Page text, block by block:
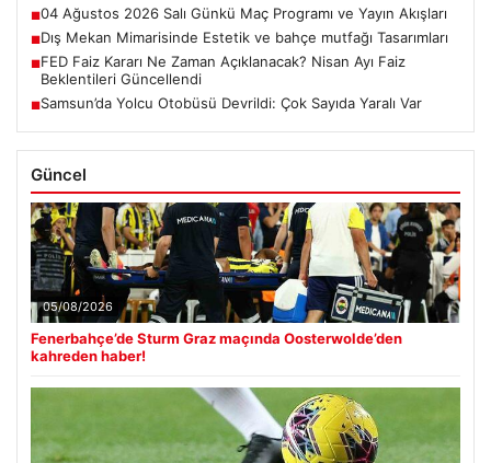
■04 Ağustos 2026 Salı Günkü Maç Programı ve Yayın Akışları
■Dış Mekan Mimarisinde Estetik ve bahçe mutfağı Tasarımları
■FED Faiz Kararı Ne Zaman Açıklanacak? Nisan Ayı Faiz
Beklentileri Güncellendi
■Samsun’da Yolcu Otobüsü Devrildi: Çok Sayıda Yaralı Var
Güncel
05/08/2026
Fenerbahçe’de Sturm Graz maçında Oosterwolde’den
kahreden haber!